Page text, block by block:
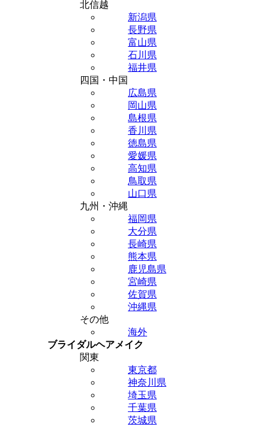
北信越
新潟県
長野県
富山県
石川県
福井県
四国・中国
広島県
岡山県
島根県
香川県
徳島県
愛媛県
高知県
鳥取県
山口県
九州・沖縄
福岡県
大分県
長崎県
熊本県
鹿児島県
宮崎県
佐賀県
沖縄県
その他
海外
ブライダルヘアメイク
関東
東京都
神奈川県
埼玉県
千葉県
茨城県